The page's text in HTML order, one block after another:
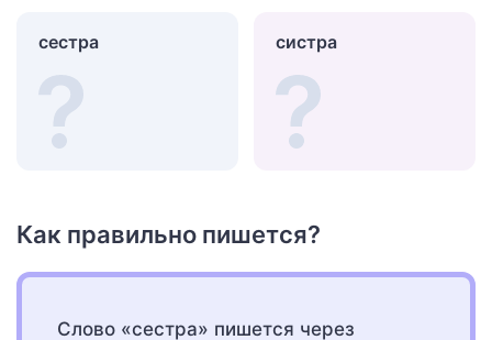
сестра систра
Как правильно пишется?
Слово «сестра» пишется через